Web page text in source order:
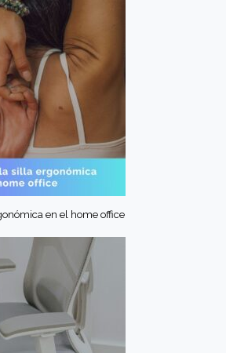
en el home office